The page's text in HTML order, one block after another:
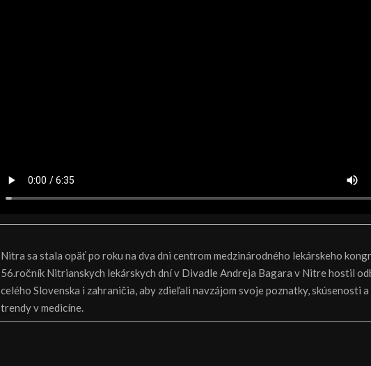
Nitra sa stala opäť po roku na dva dni centrom medzinárodného lekárskeho
56.ročník Nitrianskych lekárskych dní v Divadle Andreja Bagara v Nitre hostil
celého Slovenska i zahraničia, aby zdieľali navzájom svoje poznatky, skúsenosti
trendy v medicíne.